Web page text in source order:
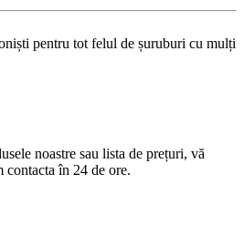
pentru tot felul de șuruburi cu mulți
noastre sau lista de prețuri, vă
contacta în 24 de ore.